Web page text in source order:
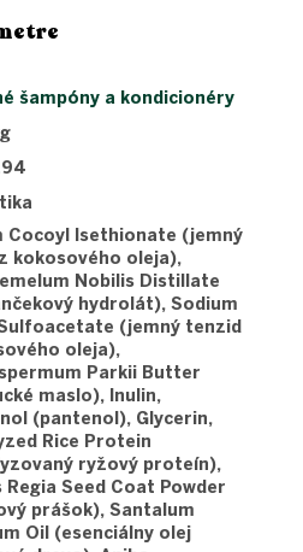
šampóny a kondicionéry
Cocoyl Isethionate (jemný
kokosového oleja),
Nobilis Distillate
hydrolát), Sodium
(jemný tenzid
oleja),
Parkii Butter
maslo), Inulin,
(pantenol), Glycerin,
Rice Protein
ryžový proteín),
Regia Seed Coat Powder
prášok), Santalum
Oil (esenciálny olej